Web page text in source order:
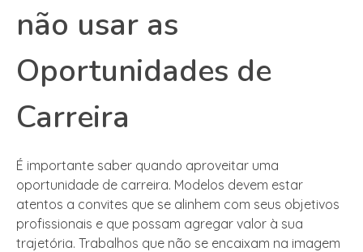
não usar as
Oportunidades de
Carreira
É importante saber quando aproveitar uma
oportunidade de carreira. Modelos devem estar
atentos a convites que se alinhem com seus objetivos
profissionais e que possam agregar valor à sua
trajetória. Trabalhos que não se encaixam na imagem